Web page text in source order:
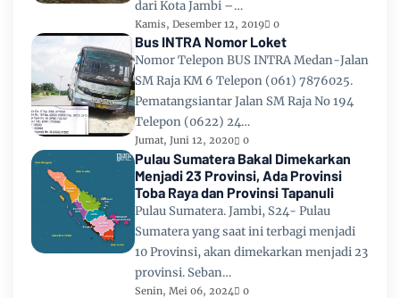
dari Kota Jambi –…
Kamis, Desember 12, 2019 0
Bus INTRA Nomor Loket
Nomor Telepon BUS INTRA Medan-Jalan
SM Raja KM 6 Telepon (061) 7876025.
Pematangsiantar Jalan SM Raja No 194
Telepon (0622) 24…
Jumat, Juni 12, 2020 0
Pulau Sumatera Bakal Dimekarkan
Menjadi 23 Provinsi, Ada Provinsi
Toba Raya dan Provinsi Tapanuli
Pulau Sumatera. Jambi, S24- Pulau
Sumatera yang saat ini terbagi menjadi
10 Provinsi, akan dimekarkan menjadi 23
provinsi. Seban…
Senin, Mei 06, 2024 0